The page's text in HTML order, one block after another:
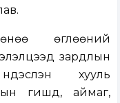
өглөөний
зардлын
хууль
гишүүд, аймаг,